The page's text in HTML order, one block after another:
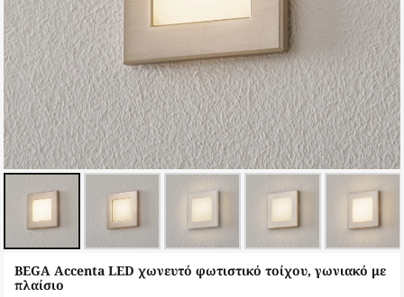
Μετάβαση
στην
BEGA Accenta LED χωνευτό φωτιστικό τοίχου, γωνιακό με
πλαίσιο